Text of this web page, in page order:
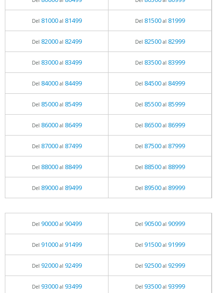
Del 81000al 81499 Del 81500al 81999
Del 82000al 82499 Del 82500al 82999
Del 83000al 83499 Del 83500al 83999
Del 84000al 84499 Del 84500al 84999
Del 85000al 85499 Del 85500al 85999
Del 86000al 86499 Del 86500al 86999
Del 87000al 87499 Del 87500al 87999
Del 88000al 88499 Del 88500al 88999
Del 89000al 89499 Del 89500al 89999
Del 90000al 90499 Del 90500al 90999
Del 91000al 91499 Del 91500al 91999
Del 92000al 92499 Del 92500al 92999
Del 93000al 93499 Del 93500al 93999